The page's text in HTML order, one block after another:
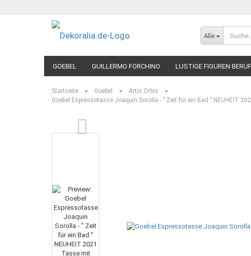
Alle
GOEBEL GUILLERMO FORCHINO LUSTIGE FIGUREN
Startseite » Goebel » Artis Orbis »
Goebel Espressotasse Joaquin Sorolla - " Zeit für ein Bad " NEUHEIT